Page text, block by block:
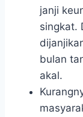
janji
singkat.
bulan
akal.